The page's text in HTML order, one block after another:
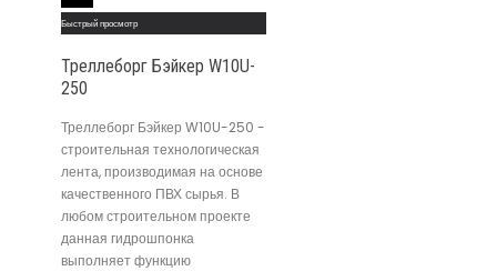
Быстрый просмотр
Треллеборг Бэйкер W10U-
250
Треллеборг Бэйкер W10U-250 -
строительная технологическая
лента, производимая на основе
качественного ПВХ сырья. В
любом строительном проекте
данная гидрошпонка
выполняет функцию